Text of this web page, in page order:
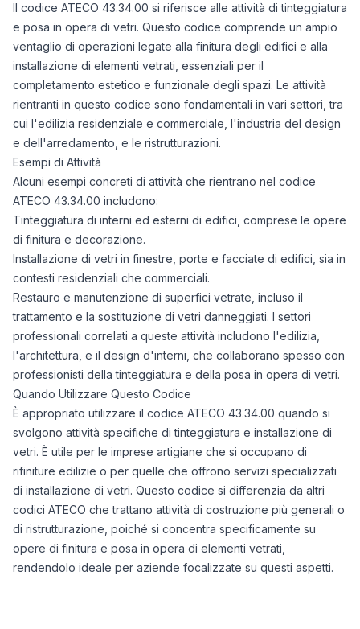
Il codice ATECO 43.34.00 si riferisce alle attività di tinteggiatura
e posa in opera di vetri. Questo codice comprende un ampio
ventaglio di operazioni legate alla finitura degli edifici e alla
installazione di elementi vetrati, essenziali per il
completamento estetico e funzionale degli spazi. Le attività
rientranti in questo codice sono fondamentali in vari settori, tra
cui l'edilizia residenziale e commerciale, l'industria del design
e dell'arredamento, e le ristrutturazioni.
Esempi di Attività
Alcuni esempi concreti di attività che rientrano nel codice
ATECO 43.34.00 includono:
Tinteggiatura di interni ed esterni di edifici, comprese le opere
di finitura e decorazione.
Installazione di vetri in finestre, porte e facciate di edifici, sia in
contesti residenziali che commerciali.
Restauro e manutenzione di superfici vetrate, incluso il
trattamento e la sostituzione di vetri danneggiati. I settori
professionali correlati a queste attività includono l'edilizia,
l'architettura, e il design d'interni, che collaborano spesso con
professionisti della tinteggiatura e della posa in opera di vetri.
Quando Utilizzare Questo Codice
È appropriato utilizzare il codice ATECO 43.34.00 quando si
svolgono attività specifiche di tinteggiatura e installazione di
vetri. È utile per le imprese artigiane che si occupano di
rifiniture edilizie o per quelle che offrono servizi specializzati
di installazione di vetri. Questo codice si differenzia da altri
codici ATECO che trattano attività di costruzione più generali o
di ristrutturazione, poiché si concentra specificamente su
opere di finitura e posa in opera di elementi vetrati,
rendendolo ideale per aziende focalizzate su questi aspetti.